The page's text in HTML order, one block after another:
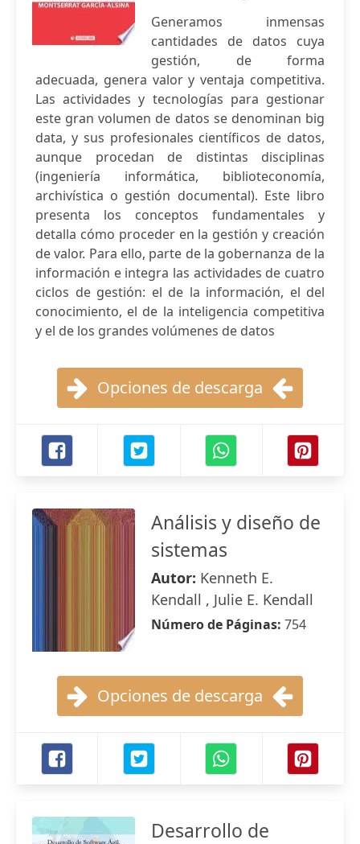
Generamos inmensas
cantidades de datos cuya
gestión, de forma
adecuada, genera valor y ventaja competitiva.
Las actividades y tecnologías para gestionar
este gran volumen de datos se denominan big
data, y sus profesionales científicos de datos,
aunque procedan de distintas disciplinas
(ingeniería informática, biblioteconomía,
archivística o gestión documental). Este libro
presenta los conceptos fundamentales y
detalla cómo proceder en la gestión y creación
de valor. Para ello, parte de la gobernanza de la
información e integra las actividades de cuatro
ciclos de gestión: el de la información, el del
conocimiento, el de la inteligencia competitiva
y el de los grandes volúmenes de datos
Opciones de descarga
Análisis y diseño de
sistemas
Autor: Kenneth E.
Kendall , Julie E. Kendall
Número de Páginas: 754
Opciones de descarga
Desarrollo de